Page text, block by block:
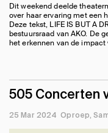
Dit weekend deelde
over haar ervaring met een
Deze tekst, LIFE IS BUT A
bestuursraad van AKO. De
het erkennen van de
505 Concerten
25 Mar 2024 Oproep